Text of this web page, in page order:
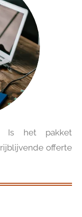
Is het pakket
offerte